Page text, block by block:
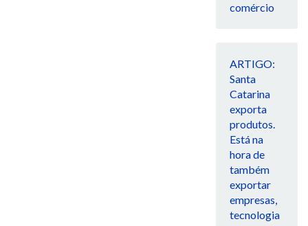
comércio
ARTIGO:
Santa
Catarina
exporta
produtos.
Está na
hora de
também
exportar
empresas,
tecnologia